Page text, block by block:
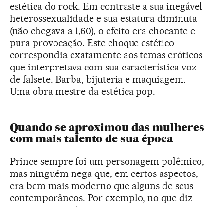
estética do rock. Em contraste a sua inegável
heterossexualidade e sua estatura diminuta
(não chegava a 1,60), o efeito era chocante e
pura provocação. Este choque estético
correspondia exatamente aos temas eróticos
que interpretava com sua característica voz
de falsete. Barba, bijuteria e maquiagem.
Uma obra mestre da estética pop.
Quando se aproximou das mulheres
com mais talento de sua época
Prince sempre foi um personagem polêmico,
mas ninguém nega que, em certos aspectos,
era bem mais moderno que alguns de seus
contemporâneos. Por exemplo, no que diz